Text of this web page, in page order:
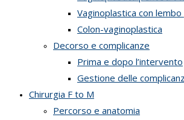
Vaginoplastica con
Colon-vaginoplastica
Decorso e complicanze
Prima e dopo l’intervento
Gestione delle
Chirurgia F to M
Percorso e anatomia